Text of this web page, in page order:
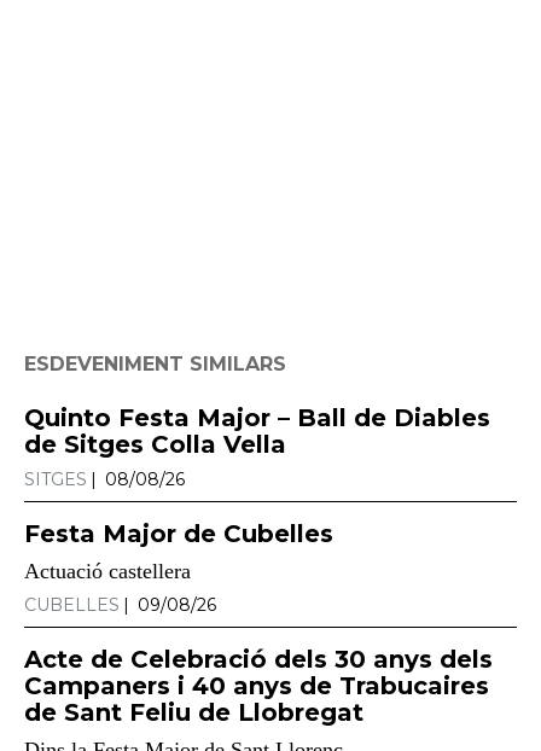
ESDEVENIMENT SIMILARS
Quinto Festa Major – Ball de Diables
de Sitges Colla Vella
SITGES 08/08/26
Festa Major de Cubelles
Actuació castellera
CUBELLES 09/08/26
Acte de Celebració dels 30 anys dels
Campaners i 40 anys de Trabucaires
de Sant Feliu de Llobregat